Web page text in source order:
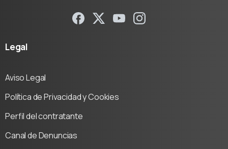
Legal
Aviso Legal
Política de Privacidad y Cookies
Perfil del contratante
Canal de Denuncias